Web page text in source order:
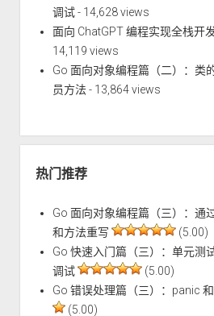
调试- 14,628 views
面向 ChatGPT 编程实现全栈开
14,119 views
Go 面向对象编程篇（二）：类
员方法- 13,864 views
热门推荐
Go 面向对象编程篇（三）：通
和方法重写
(5.00)
Go 快速入门篇（三）：单元测
调试
(5.00)
Go 错误处理篇（三）：panic
(5.00)